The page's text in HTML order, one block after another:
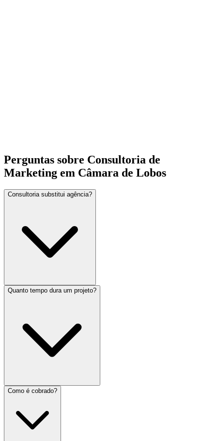
Perguntas sobre Consultoria de
Marketing em Câmara de Lobos
Consultoria substitui agência?
Quanto tempo dura um projeto?
Como é cobrado?